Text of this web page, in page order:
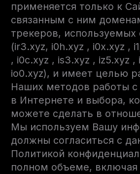
применяется только к
связанным с ним
трекеров, используемых
(ir3.xyz, i0h.xyz , i0x.xyz ,
, i0c.xyz , is3.xyz , iz5.xyz ,
io0.xyz), и имеет целью
Наших методов работы
в Интернете и выбора,
можете сделать в
Мы используем Вашу
должны согласиться с
Политикой
полном объеме, включая